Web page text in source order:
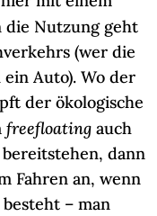
die Nutzung geht
(wer die
Auto). Wo der
der ökologische
freefloating auch
dann
Fahren an, wenn
– man